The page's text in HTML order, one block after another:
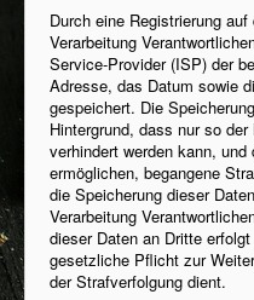
Durch eine Registrierung
Verarbeitung
Service-Provider (ISP) der
Adresse, das Datum sowie
gespeichert. Die
Hintergrund, dass nur so
verhindert werden kann,
ermöglichen, begangene
die Speicherung dieser
Verarbeitung
dieser Daten an Dritte
gesetzliche Pflicht zur
der Strafverfolgung dient.